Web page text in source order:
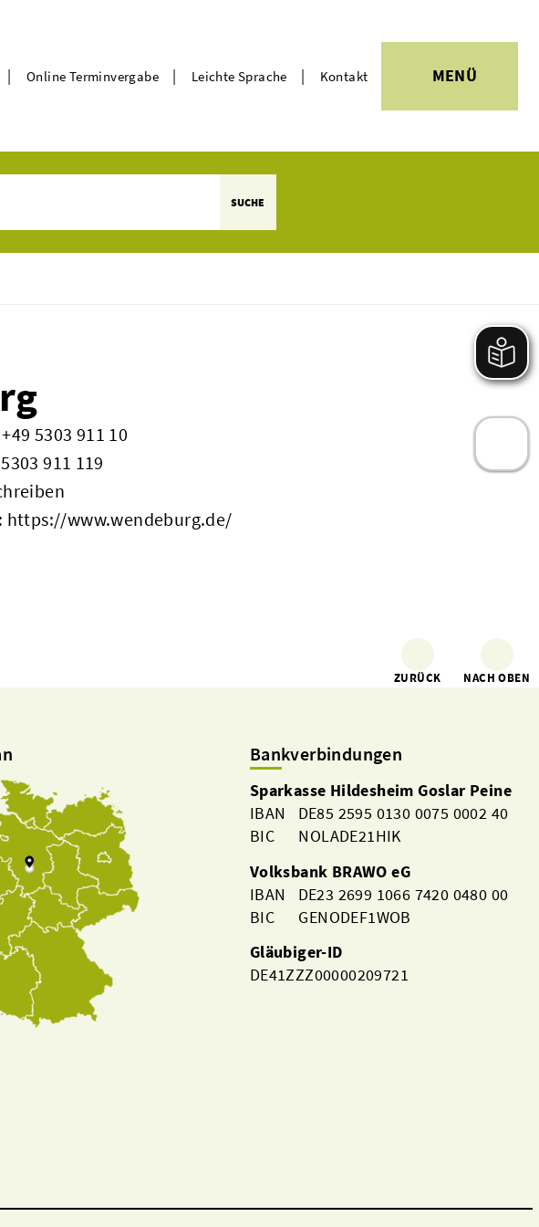
| Online Terminvergabe | Leichte Sprache | Kontakt MENÜ
SUCHE
+49 5303 911 10
911 119
https://www.wendeburg.de/
ZURÜCK NACH OBEN
Bankverbindungen
Sparkasse Hildesheim Goslar Peine
IBAN DE85 2595 0130 0075 0002 40
BIC NOLADE21HIK
Volksbank BRAWO eG
IBAN DE23 2699 1066 7420 0480 00
BIC GENODEF1WOB
Gläubiger-ID
DE41ZZZ00000209721